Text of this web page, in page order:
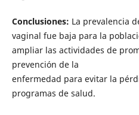
Conclusiones: La prevalencia
vaginal fue baja para la
ampliar las actividades de
prevención de la
enfermedad para evitar la
programas de salud.